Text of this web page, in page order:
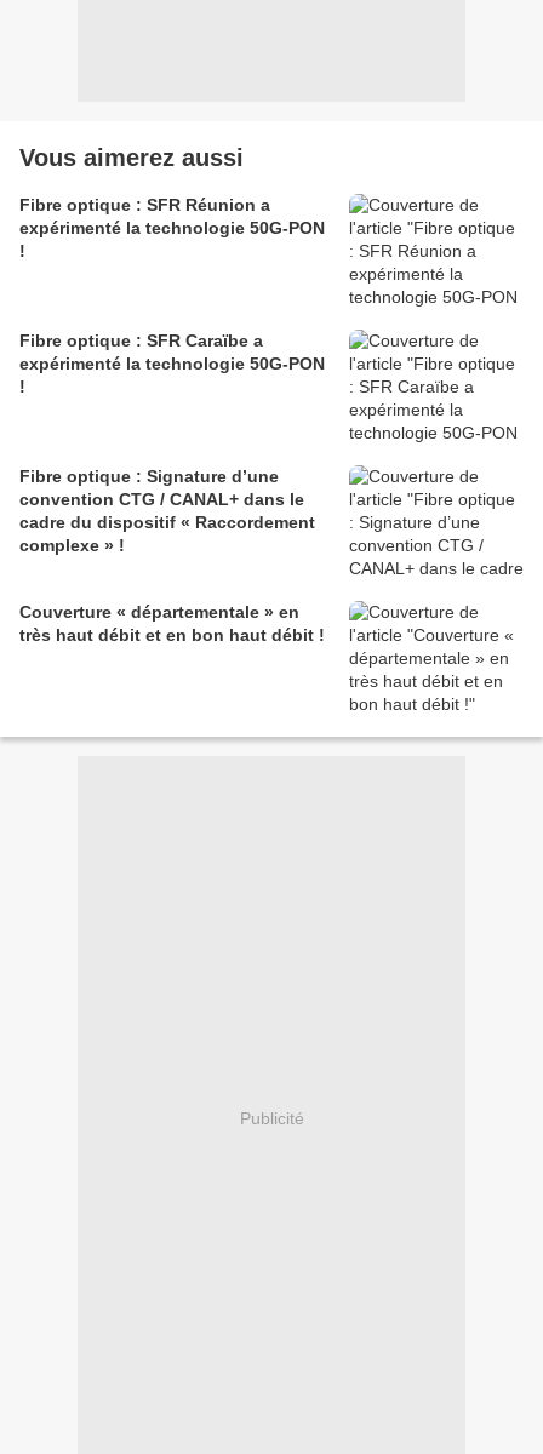
Vous aimerez aussi
Fibre optique : SFR Réunion a
expérimenté la technologie 50G-PON
!
Fibre optique : SFR Caraïbe a
expérimenté la technologie 50G-PON
!
Fibre optique : Signature d’une
convention CTG / CANAL+ dans le
cadre du dispositif « Raccordement
complexe » !
Couverture « départementale » en
très haut débit et en bon haut débit !
Publicité